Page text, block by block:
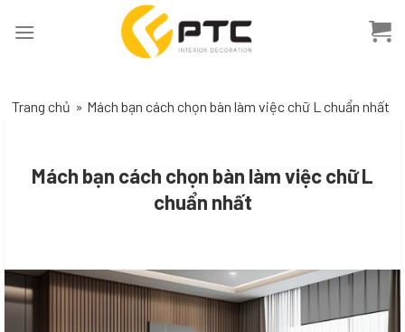
Trang chủ » Mách bạn cách chọn bàn làm việc chữ L chuẩn nhất
Mách bạn cách chọn bàn làm việc chữ L
chuẩn nhất